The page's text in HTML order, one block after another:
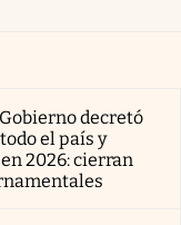
decretó
el país y
2026: cierran